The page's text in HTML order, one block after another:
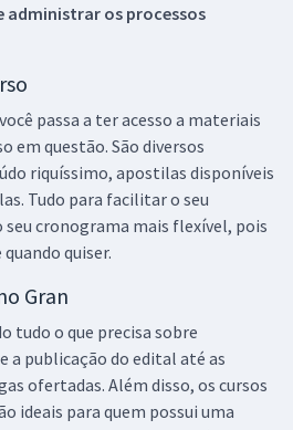
administrar os processos
passa a ter acesso a materiais
em questão. São diversos
riquíssimo, apostilas disponíveis
Tudo para facilitar o seu
cronograma mais flexível, pois
quiser.
Gran
tudo o que precisa sobre
a publicação do edital até as
ofertadas. Além disso, os cursos
ideais para quem possui uma